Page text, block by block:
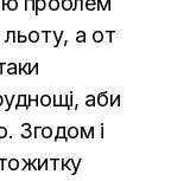
а от
аби
Згодом і